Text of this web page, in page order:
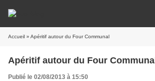
Accueil » Apéritif autour du Four Communal
Apéritif autour du Four Communal
Publié le 02/08/2013 à 15:50